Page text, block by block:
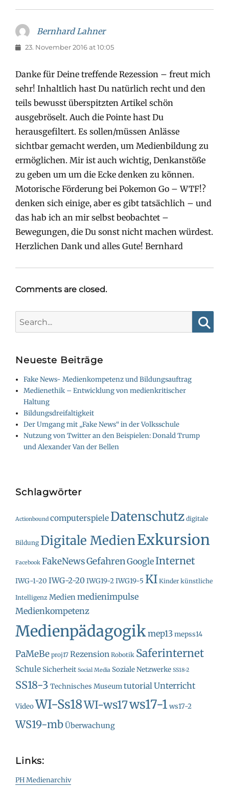
Bernhard Lahnersays:
23. November 2016 at 10:05
Danke für Deine treffende Rezession – freut mich
sehr! Inhaltlich hast Du natürlich recht und den
teils bewusst überspitzten Artikel schön
ausgebröselt. Auch die Pointe hast Du
herausgefiltert. Es sollen/müssen Anlässe
sichtbar gemacht werden, um Medienbildung zu
ermöglichen. Mir ist auch wichtig, Denkanstöße
zu geben um um die Ecke denken zu können.
Motorische Förderung bei Pokemon Go – WTF!?
denken sich einige, aber es gibt tatsächlich – und
das hab ich an mir selbst beobachtet –
Bewegungen, die Du sonst nicht machen würdest.
Herzlichen Dank und alles Gute! Bernhard
Comments are closed.
for:
Neueste Beiträge
Fake News- Medienkompetenz und Bildungsauftrag
Medienethik – Entwicklung von medienkritischer
Haltung
Bildungsdreifaltigkeit
Der Umgang mit „Fake News“ in der Volksschule
Nutzung von Twitter an den Beispielen: Donald Trump
und Alexander Van der Bellen
Schlagwörter
Actionbound computerspiele Datenschutz digitale
Bildung Digitale MedienExkursion
Facebook FakeNewsGefahrenGoogleInternet
IWG-1-20 IWG-2-20 IWG19-2IWG19-5 KI Kinder künstliche
Intelligenz Medien medienimpulse
Medienkompetenz
Medienpädagogikmep13mepss14
PaMeBe proj17 Rezension Robotik Saferinternet
Schule Sicherheit Social Media Soziale Netzwerke SS18-2
SS18-3 Technisches MuseumtutorialUnterricht
VideoWI-Ss18WI-ws17ws17-1 ws17-2
WS19-mbÜberwachung
Links:
PH Medienarchiv